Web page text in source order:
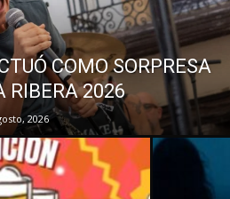
COMO SORPRESA
RIBERA 2026
2026